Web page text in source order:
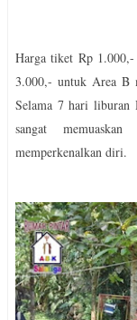
Harga tiket Rp
3.000,- untuk Area B
Selama 7 hari liburan
sangat
memperkenalkan diri.